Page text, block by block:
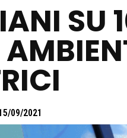
SU
09/2021